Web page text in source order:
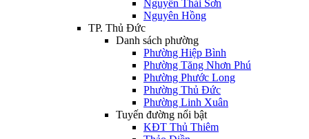
Nguyễn Thái Sơn
Nguyên Hồng
TP. Thủ Đức
Danh sách phường
Phường Hiệp Bình
Phường Tăng Nhơn Phú
Phường Phước Long
Phường Thủ Đức
Phường Linh Xuân
Tuyến đường nổi bật
KĐT Thủ Thiêm